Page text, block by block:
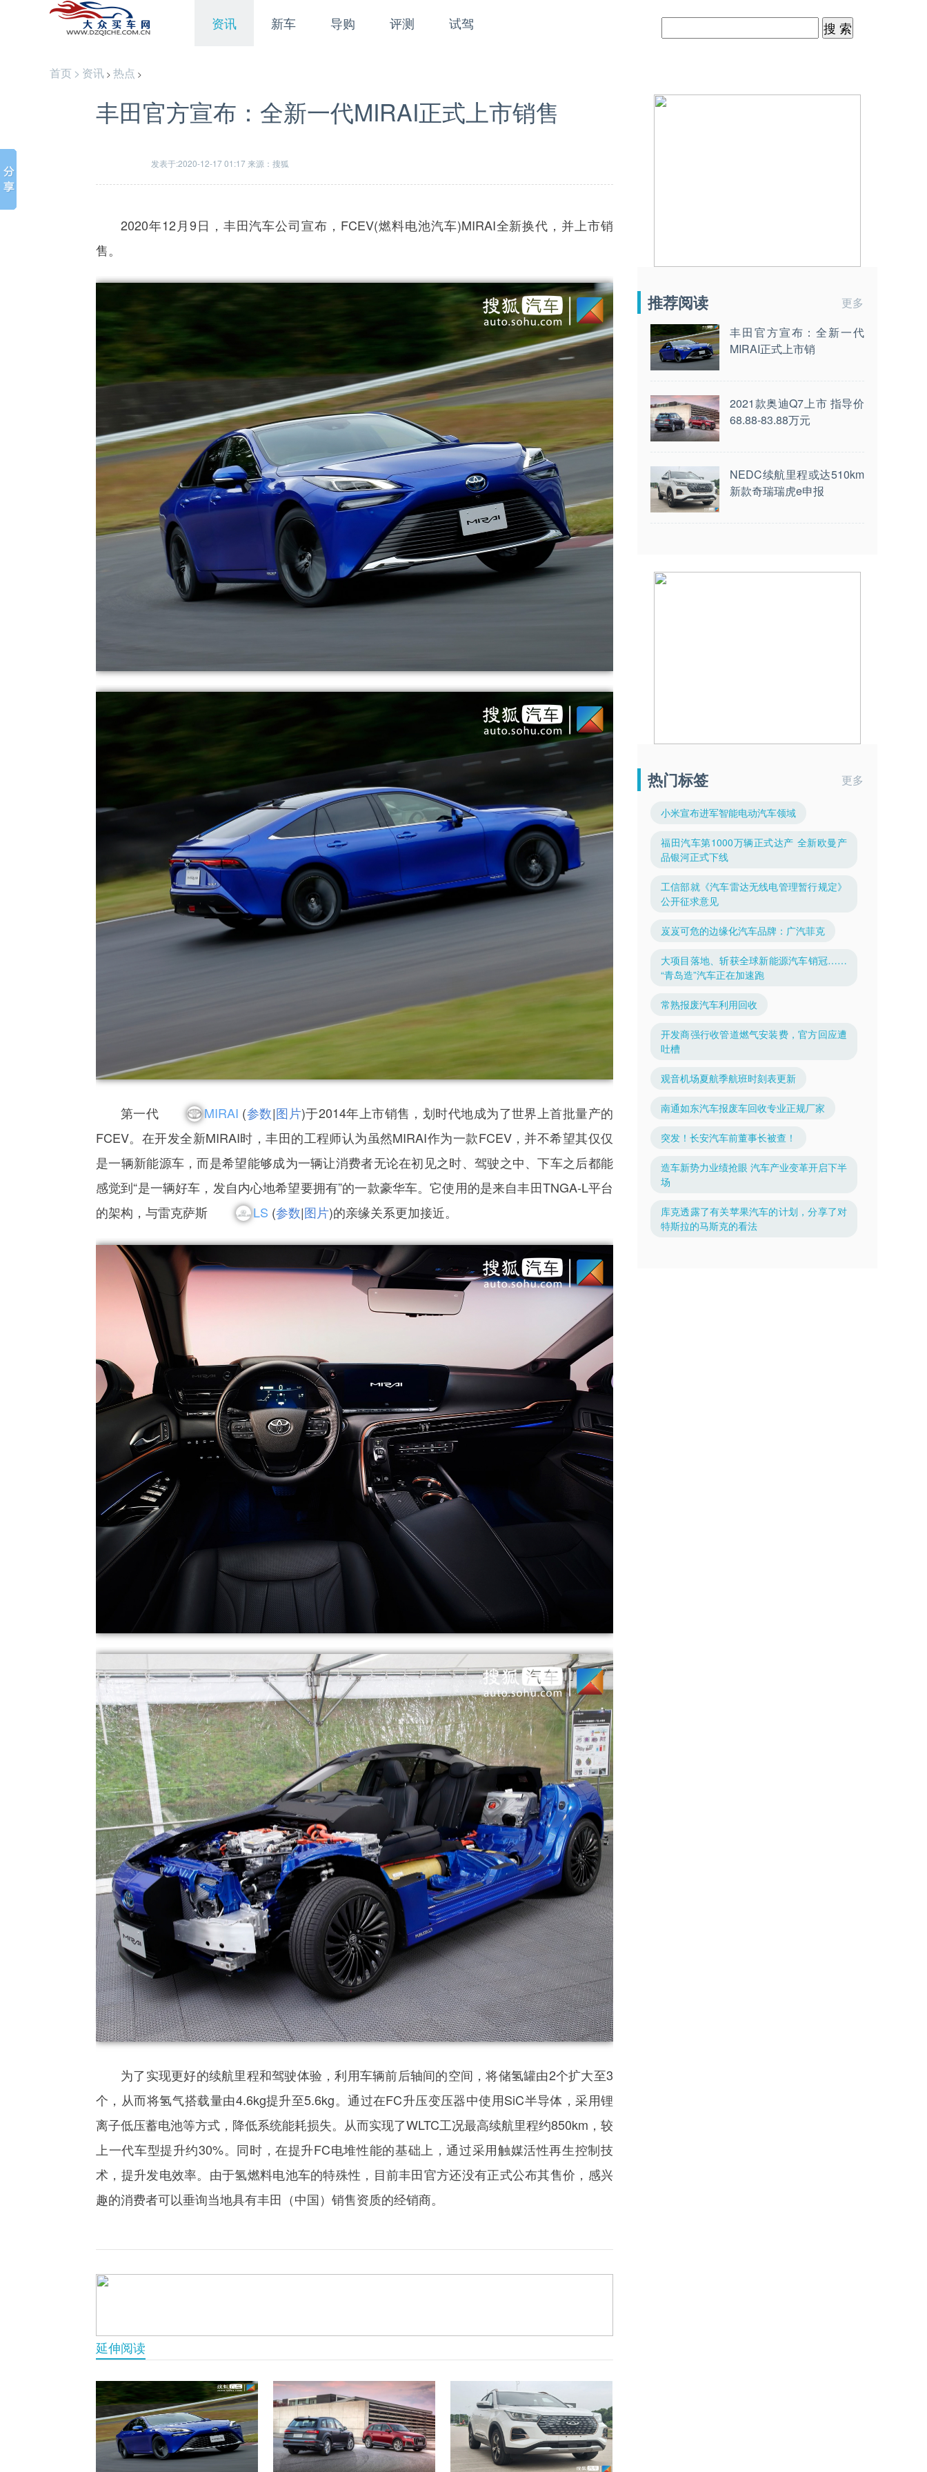
资讯 新车 导购 评测 试驾
首页 > 资讯 > 热点 >
丰田官方宣布：全新一代MIRAI正式上市销售
发表于:2020-12-17 01:17 来源：搜狐
2020年12月9日，丰田汽车公司宣布，FCEV(燃料电池汽车)MIRAI全新换代，并上市销
售。
第一代 MIRAI (参数|图片)于2014年上市销售，划时代地成为了世界上首批量产的
FCEV。在开发全新MIRAI时，丰田的工程师认为虽然MIRAI作为一款FCEV，并不希望其仅仅
是一辆新能源车，而是希望能够成为一辆让消费者无论在初见之时、驾驶之中、下车之后都能
感觉到“是一辆好车，发自内心地希望要拥有”的一款豪华车。它使用的是来自丰田TNGA-L平台
的架构，与雷克萨斯
LS (参数|图片)的亲缘关系更加接近。
为了实现更好的续航里程和驾驶体验，利用车辆前后轴间的空间，将储氢罐由2个扩大至3
个，从而将氢气搭载量由4.6kg提升至5.6kg。通过在FC升压变压器中使用SiC半导体，采用锂
离子低压蓄电池等方式，降低系统能耗损失。从而实现了WLTC工况最高续航里程约850km，较
上一代车型提升约30%。同时，在提升FC电堆性能的基础上，通过采用触媒活性再生控制技
术，提升发电效率。由于氢燃料电池车的特殊性，目前丰田官方还没有正式公布其售价，感兴
趣的消费者可以垂询当地具有丰田（中国）销售资质的经销商。
延伸阅读
推荐阅读
更多
丰田官方宣布：全新一代
MIRAI正式上市销
2021款奥迪Q7上市 指导价
68.88-83.88万元
NEDC续航里程或达510km
新款奇瑞瑞虎e申报
热门标签 更多
小米宣布进军智能电动汽车领域
福田汽车第1000万辆正式达产 全新欧曼产
品银河正式下线
工信部就《汽车雷达无线电管理暂行规定》
公开征求意见
岌岌可危的边缘化汽车品牌：广汽菲克
大项目落地、斩获全球新能源汽车销冠……
“青岛造”汽车正在加速跑
常熟报废汽车利用回收
开发商强行收管道燃气安装费，官方回应遭
吐槽
观音机场夏航季航班时刻表更新
南通如东汽车报废车回收专业正规厂家
突发！长安汽车前董事长被查！
造车新势力业绩抢眼 汽车产业变革开启下半
场
库克透露了有关苹果汽车的计划，分享了对
特斯拉的马斯克的看法